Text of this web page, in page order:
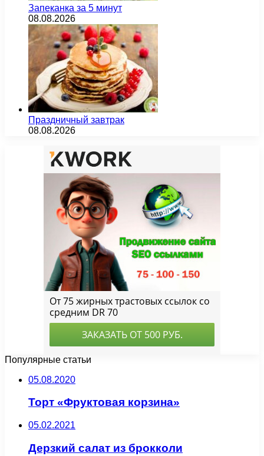
Запеканка за 5 минут
08.08.2026
Праздничный завтрак
08.08.2026
Популярные статьи
05.08.2020
Торт «Фруктовая корзина»
05.02.2021
Дерзкий салат из брокколи